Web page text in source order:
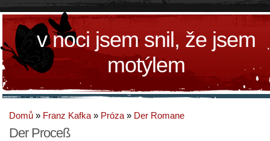
v noci jsem snil, že jsem
motýlem
Domů » Franz Kafka » Próza » Der Romane
Der Proceß